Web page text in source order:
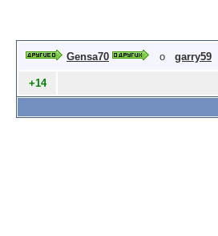
Gensa70 о garry59
+14